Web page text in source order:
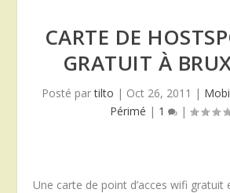
CARTE DE
GRATUIT À
Posté partilto | Oct 26, 2011 |
Périmé | 1 |
Une carte de point d’acces wifi